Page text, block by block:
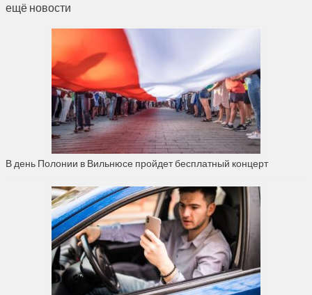
ещё новости
В день Полонии в Вильнюсе пройдет бесплатный концерт